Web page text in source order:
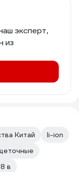
эксперт,
из
Китай
li-ion
в